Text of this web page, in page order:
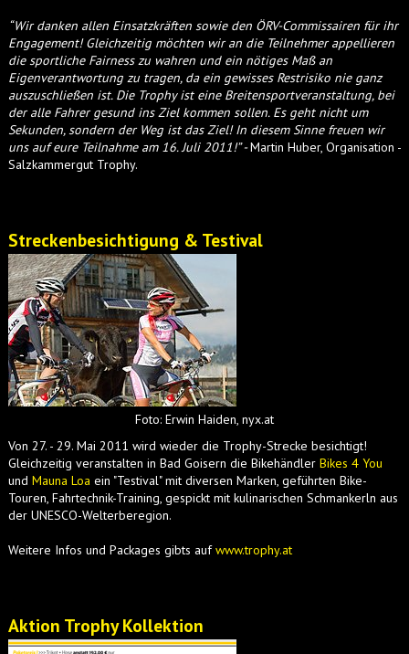
“Wir danken allen Einsatzkräften sowie den ÖRV-Commissairen für ihr
Engagement! Gleichzeitig möchten wir an die Teilnehmer appellieren
die sportliche Fairness zu wahren und ein nötiges Maß an
Eigenverantwortung zu tragen, da ein gewisses Restrisiko nie ganz
auszuschließen ist. Die Trophy ist eine Breitensportveranstaltung, bei
der alle Fahrer gesund ins Ziel kommen sollen. Es geht nicht um
Sekunden, sondern der Weg ist das Ziel! In diesem Sinne freuen wir
uns auf eure Teilnahme am 16. Juli 2011!” -Martin Huber, Organisation -
Salzkammergut Trophy.
Streckenbesichtigung & Testival
Foto: Erwin Haiden, nyx.at
Von 27. - 29. Mai 2011 wird wieder die Trophy-Strecke besichtigt!
Gleichzeitig veranstalten in Bad Goisern die Bikehändler Bikes 4 You
und Mauna Loa ein "Testival" mit diversen Marken, geführten Bike-
Touren, Fahrtechnik-Training, gespickt mit kulinarischen Schmankerln aus
der UNESCO-Welterberegion.
Weitere Infos und Packages gibts aufwww.trophy.at
Aktion Trophy Kollektion